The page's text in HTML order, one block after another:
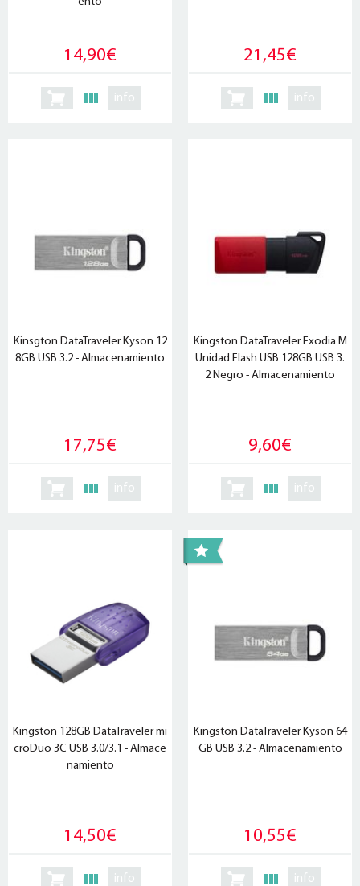
14,90€
info
21,45€
info
Kinsgton DataTraveler Kyson 12
8GB USB 3.2 - Almacenamiento
17,75€
info
Kingston DataTraveler Exodia M
Unidad Flash USB 128GB USB 3.
2 Negro - Almacenamiento
9,60€
info
Kingston 128GB DataTraveler mi
croDuo 3C USB 3.0/3.1 - Almace
namiento
14,50€
info
Kingston DataTraveler Kyson 64
GB USB 3.2 - Almacenamiento
10,55€
info